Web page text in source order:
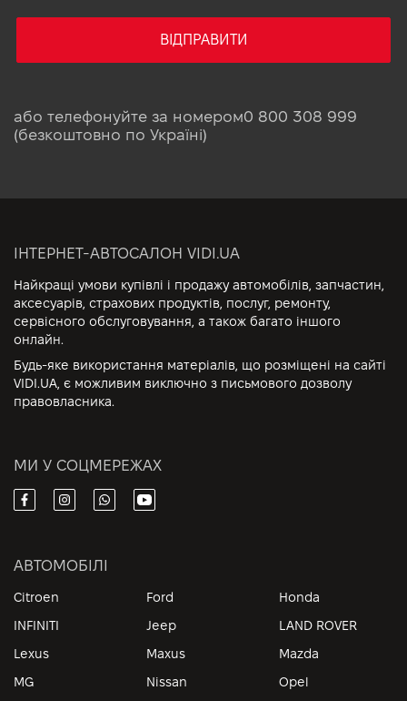
ВІДПРАВИТИ
або телефонуйте за номером0 800 308 999
(безкоштовно по Україні)
ІНТЕРНЕТ-АВТОСАЛОН VIDI.UA
Найкращі умови купівлі і продажу автомобілів, запчастин,
аксесуарів, страхових продуктів, послуг, ремонту,
сервісного обслуговування, а також багато іншого
онлайн.
Будь-яке використання матеріалів, що розміщені на сайті
VIDI.UA, є можливим виключно з письмового дозволу
правовласника.
МИ У СОЦМЕРЕЖАХ
АВТОМОБІЛІ
Citroen Ford
Honda
INFINITI
Jeep
LAND ROVER
Lexus
Maxus
Mazda
MG
Nissan
Opel